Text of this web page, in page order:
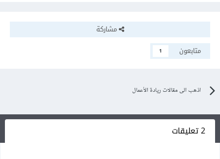
مشاركة
متابعون
1
اذهب الى مقالات ريادة الأعمال
2 تعليقات